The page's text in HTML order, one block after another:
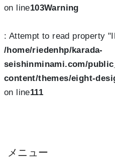
on line103Warning
: Attempt to read property
/home/riedenhp/karada-
seishinminami.com/
content/themes/eight-
on line111
メニュー